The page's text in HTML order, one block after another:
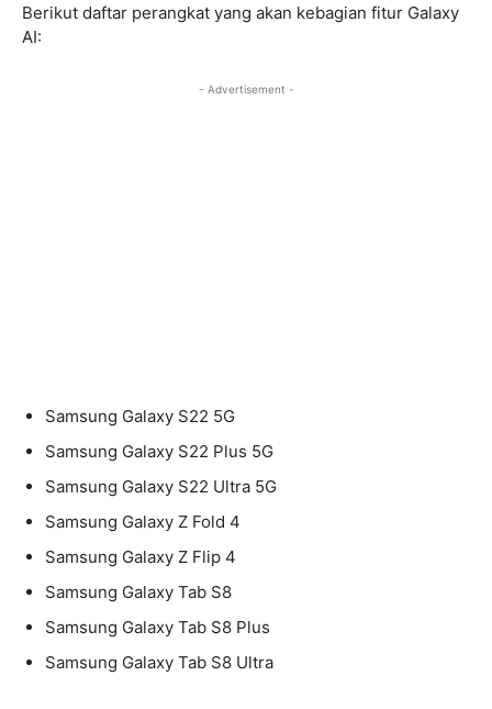
Berikut daftar perangkat yang akan kebagian fitur Galaxy
AI:
- Advertisement -
Samsung Galaxy S22 5G
Samsung Galaxy S22 Plus 5G
Samsung Galaxy S22 Ultra 5G
Samsung Galaxy Z Fold 4
Samsung Galaxy Z Flip 4
Samsung Galaxy Tab S8
Samsung Galaxy Tab S8 Plus
Samsung Galaxy Tab S8 Ultra